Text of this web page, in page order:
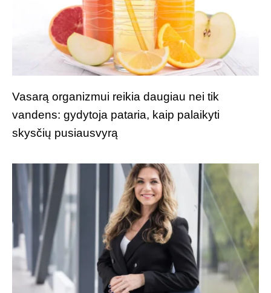
Vasarą organizmui reikia daugiau nei tik
vandens: gydytoja pataria, kaip palaikyti
skysčių pusiausvyrą